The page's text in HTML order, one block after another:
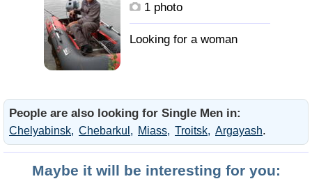
1 photo
People are also looking for Single Men in:
Chelyabinsk Chebarkul Miass Troitsk Argayash.
Maybe it will be interesting for you: